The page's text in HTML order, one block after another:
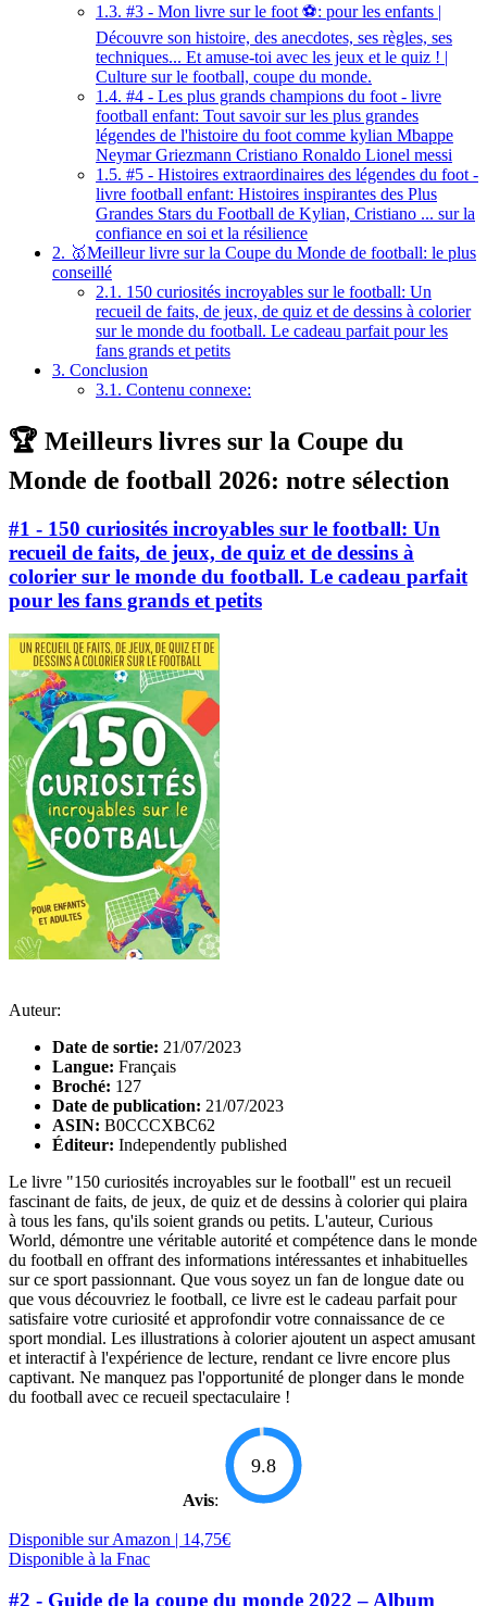
1.3. #3 - Mon livre sur le foot ⚽: pour les enfants |
Découvre son histoire, des anecdotes, ses règles, ses
techniques... Et amuse-toi avec les jeux et le quiz ! |
Culture sur le football, coupe du monde.
1.4. #4 - Les plus grands champions du foot - livre
football enfant: Tout savoir sur les plus grandes
légendes de l'histoire du foot comme kylian Mbappe
Neymar Griezmann Cristiano Ronaldo Lionel messi
1.5. #5 - Histoires extraordinaires des légendes du foot -
livre football enfant: Histoires inspirantes des Plus
Grandes Stars du Football de Kylian, Cristiano ... sur la
confiance en soi et la résilience
2. 🥇Meilleur livre sur la Coupe du Monde de football: le plus
conseillé
2.1. 150 curiosités incroyables sur le football: Un
recueil de faits, de jeux, de quiz et de dessins à colorier
sur le monde du football. Le cadeau parfait pour les
fans grands et petits
3. Conclusion
3.1. Contenu connexe:
🏆 Meilleurs livres sur la Coupe du
Monde de football 2026: notre sélection
#1 - 150 curiosités incroyables sur le football: Un
recueil de faits, de jeux, de quiz et de dessins à
colorier sur le monde du football. Le cadeau parfait
pour les fans grands et petits
Auteur:
Date de sortie: 21/07/2023
Langue: Français
Broché: 127
Date de publication: 21/07/2023
ASIN: B0CCCXBC62
Éditeur: Independently published
Le livre "150 curiosités incroyables sur le football" est un recueil
fascinant de faits, de jeux, de quiz et de dessins à colorier qui plaira
à tous les fans, qu'ils soient grands ou petits. L'auteur, Curious
World, démontre une véritable autorité et compétence dans le monde
du football en offrant des informations intéressantes et inhabituelles
sur ce sport passionnant. Que vous soyez un fan de longue date ou
que vous découvriez le football, ce livre est le cadeau parfait pour
satisfaire votre curiosité et approfondir votre connaissance de ce
sport mondial. Les illustrations à colorier ajoutent un aspect amusant
et interactif à l'expérience de lecture, rendant ce livre encore plus
captivant. Ne manquez pas l'opportunité de plonger dans le monde
du football avec ce recueil spectaculaire !
Avis:
9.8
Disponible sur Amazon | 14,75€
Disponible à la Fnac
#2 - Guide de la coupe du monde 2022 – Album